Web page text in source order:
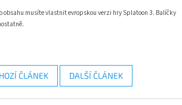
musíte vlastnit evropskou verzi hry Splatoon 3. Balíčky
ČLÁNEK DALŠÍ ČLÁNEK